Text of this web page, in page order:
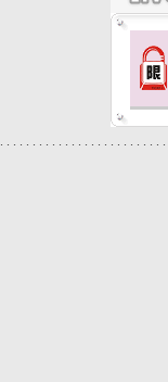
. . . . . . . . . . . . . . . . . . . . . . . . . .